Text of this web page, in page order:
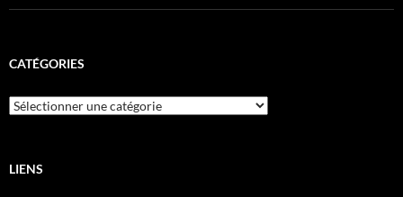
CATÉGORIES
Catégories
LIENS